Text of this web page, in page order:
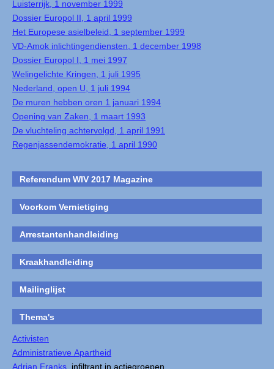
Luisterrijk, 1 november 1999
Dossier Europol II, 1 april 1999
Het Europese asielbeleid, 1 september 1999
VD-Amok inlichtingendiensten, 1 december 1998
Dossier Europol I, 1 mei 1997
Welingelichte Kringen, 1 juli 1995
Nederland, open U, 1 juli 1994
De muren hebben oren 1 januari 1994
Opening van Zaken, 1 maart 1993
De vluchteling achtervolgd, 1 april 1991
Regenjassendemokratie, 1 april 1990
Referendum WIV 2017 Magazine
Voorkom Vernietiging
Arrestantenhandleiding
Kraakhandleiding
Mailinglijst
Thema's
Activisten
Administratieve Apartheid
Adrian Franks , infiltrant in actiegroepen